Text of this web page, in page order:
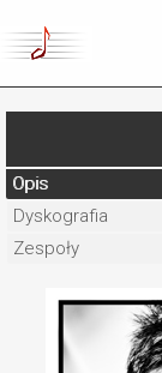
Opis
Dyskografia
Zespoły